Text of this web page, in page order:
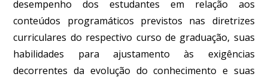
desempenho dos estudantes em relação aos
conteúdos programáticos previstos nas diretrizes
curriculares do respectivo curso de graduação, suas
habilidades para ajustamento às exigências
decorrentes da evolução do conhecimento e suas